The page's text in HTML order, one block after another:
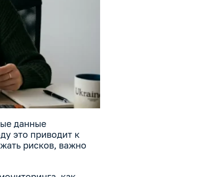
данные
это приводит к
рисков, важно